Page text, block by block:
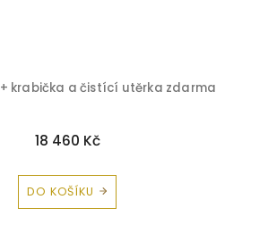
+ krabička a čistící utěrka zdarma
18 460 Kč
DO KOŠÍKU